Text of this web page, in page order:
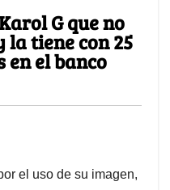
G que no
la tiene con 25
en el banco
el uso de su imagen,